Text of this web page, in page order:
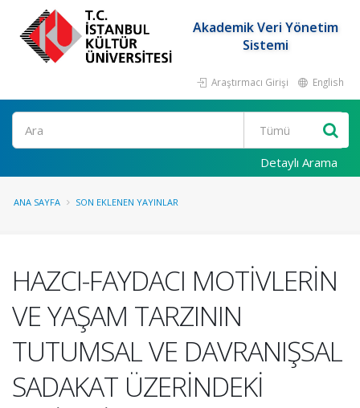
Akademik Veri Yönetim
Sistemi
Araştırmacı Girişi English
Ara
Detaylı Arama
ANA SAYFA SON EKLENEN YAYINLAR
HAZCI-FAYDACI MOTİVLERİN
VE YAŞAM TARZININ
TUTUMSAL VE DAVRANIŞSAL
SADAKAT ÜZERİNDEKİ